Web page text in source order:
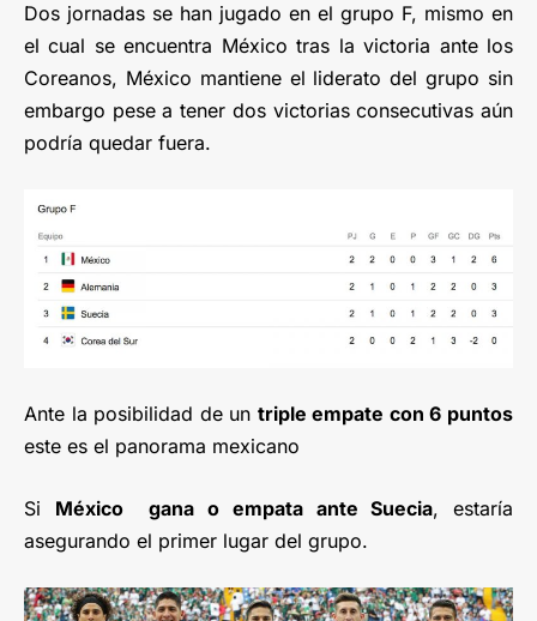
Dos jornadas se han jugado en el grupo F, mismo en
el cual se encuentra México tras la victoria ante los
Coreanos, México mantiene el liderato del grupo sin
embargo pese a tener dos victorias consecutivas aún
podría quedar fuera.
Ante la posibilidad de un triple empate con 6 puntos
este es el panorama mexicano
Si México gana o empata ante Suecia, estaría
asegurando el primer lugar del grupo.